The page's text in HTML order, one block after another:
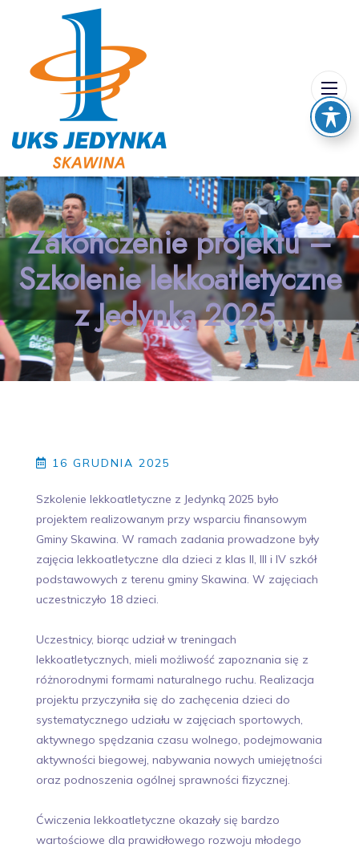
Zakończenie projektu –
Szkolenie lekkoatletyczne
z Jedynką 2025.
16 GRUDNIA 2025
Szkolenie lekkoatletyczne z Jedynką 2025 było
projektem realizowanym przy wsparciu finansowym
Gminy Skawina. W ramach zadania prowadzone były
zajęcia lekkoatletyczne dla dzieci z klas II, III i IV szkół
podstawowych z terenu gminy Skawina. W zajęciach
uczestniczyło 18 dzieci.
Uczestnicy, biorąc udział w treningach
lekkoatletycznych, mieli możliwość zapoznania się z
różnorodnymi formami naturalnego ruchu. Realizacja
projektu przyczyniła się do zachęcenia dzieci do
systematycznego udziału w zajęciach sportowych,
aktywnego spędzania czasu wolnego, podejmowania
aktywności biegowej, nabywania nowych umiejętności
oraz podnoszenia ogólnej sprawności fizycznej.
Ćwiczenia lekkoatletyczne okazały się bardzo
wartościowe dla prawidłowego rozwoju młodego